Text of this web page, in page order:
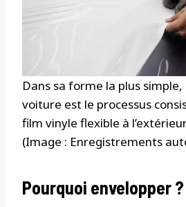
Dans sa forme la plus simple,
voiture est le processus
film vinyle flexible à
(Image : Enregistrements
Pourquoi envelopper ?